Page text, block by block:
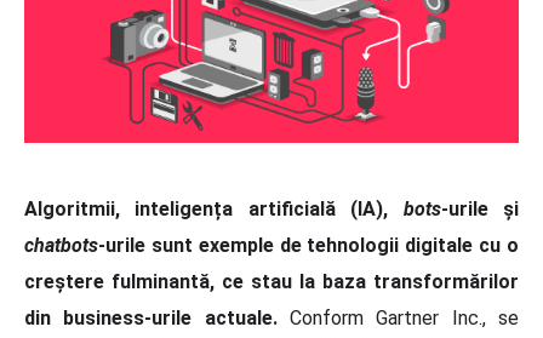
Algoritmii, inteligența artificială (IA), bots-urile și
chatbots-urile sunt exemple de tehnologii digitale cu o
creștere fulminantă, ce stau la baza transformărilor
din business-urile actuale.Conform Gartner Inc., se